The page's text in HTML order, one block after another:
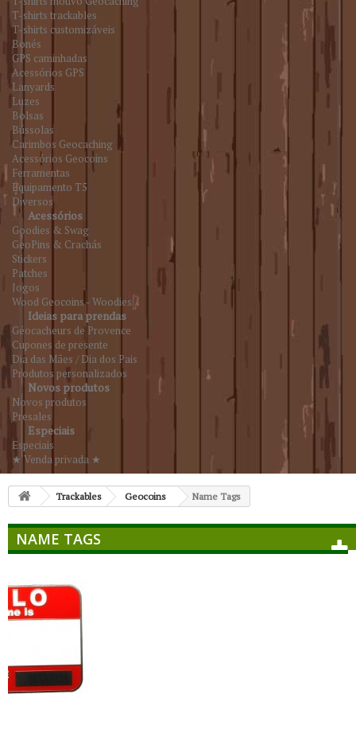
T-shirts trackables
T-shirts customizáveis
Bonés
GPS caminhadas
Acessórios GPS
Lanyards
Luzes
Bolsas
Bússolas
Carimbos Geocaching
Acessórios Geocoins
Ferramentas
Equipamento T5
Diversos
Acessórios
Goodies & Swag
GeoPins & Crachás
Stickers
Patches
Jogos
Wood Geocoins - Woodies
Ideias para prendas
Géocacheurs de Provence
Cupones de presente
Dia das Mães / Dia dos Pais
Produtos personalizados
Novos produtos
Novos produtos
Presales
Especiais
Especiais
★ Venda privada ★
Trackables Geocoins Name Tags
NAME TAGS